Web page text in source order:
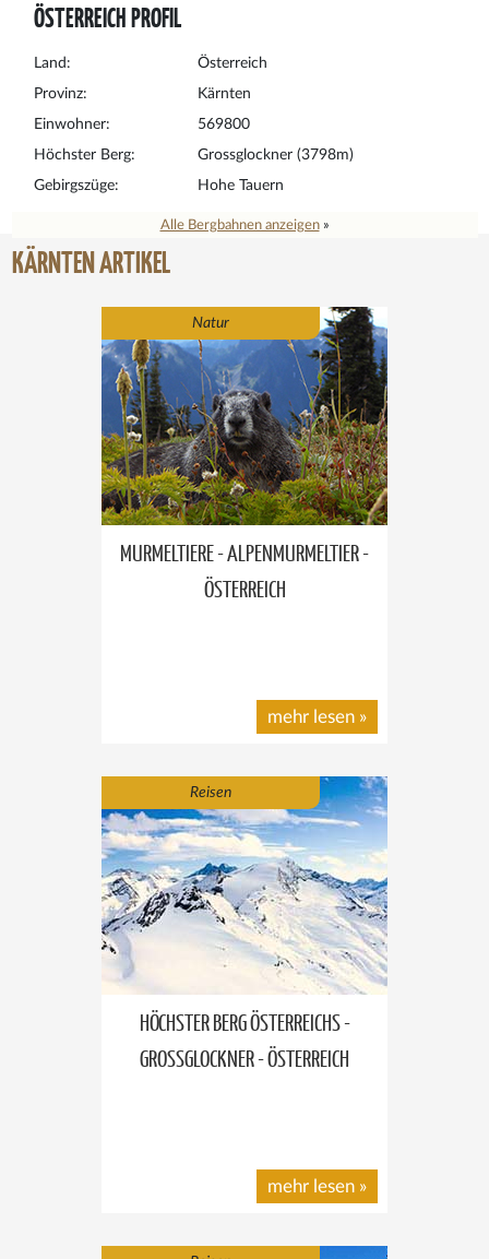
ÖSTERREICH PROFIL
Land:
Österreich
Provinz:
Kärnten
Einwohner:
569800
Höchster Berg:
Grossglockner (3798m)
Gebirgszüge:
Hohe Tauern
Alle Bergbahnen anzeigen»
KÄRNTEN ARTIKEL
Natur
MURMELTIERE - ALPENMURMELTIER -
ÖSTERREICH
mehr lesen »
Reisen
HÖCHSTER BERG ÖSTERREICHS -
GROSSGLOCKNER - ÖSTERREICH
mehr lesen »